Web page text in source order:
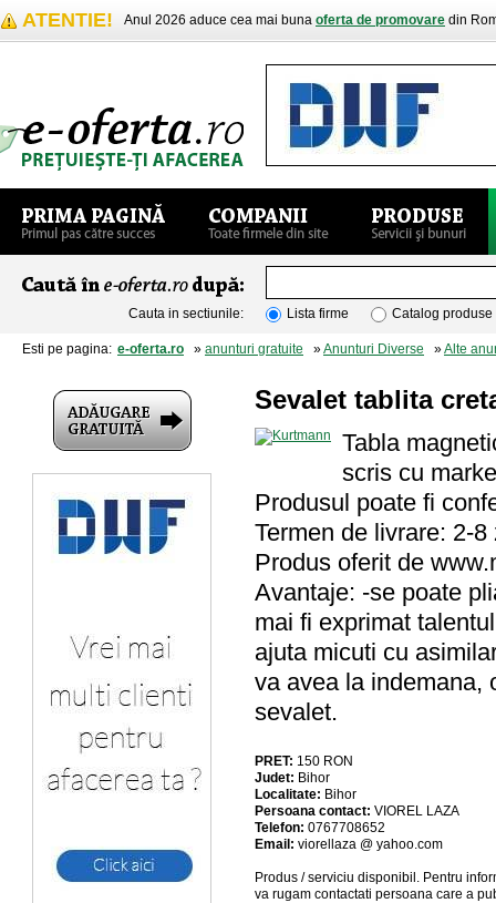
ATENTIE! Anul 2026 aduce cea mai buna oferta de promovare din
Cauta in sectiunile: Lista firme Catalog produse
Esti pe pagina: e-oferta.ro » anunturi gratuite »Anunturi Diverse »Alte
Sevalet tablita
Tabla
scris cu
Produsul poate fi
Termen de livrare: 2-8
Produs oferit de
Avantaje: -se poate
mai fi exprimat
ajuta micuti cu
va avea la indemana,
sevalet.
PRET: 150 RON
Judet: Bihor
Localitate: Bihor
Persoana contact: VIOREL LAZA
Telefon: 0767708652
Email: viorellaza @ yahoo.com
Produs / serviciu disponibil . Pentru
va rugam contactati persoana care a